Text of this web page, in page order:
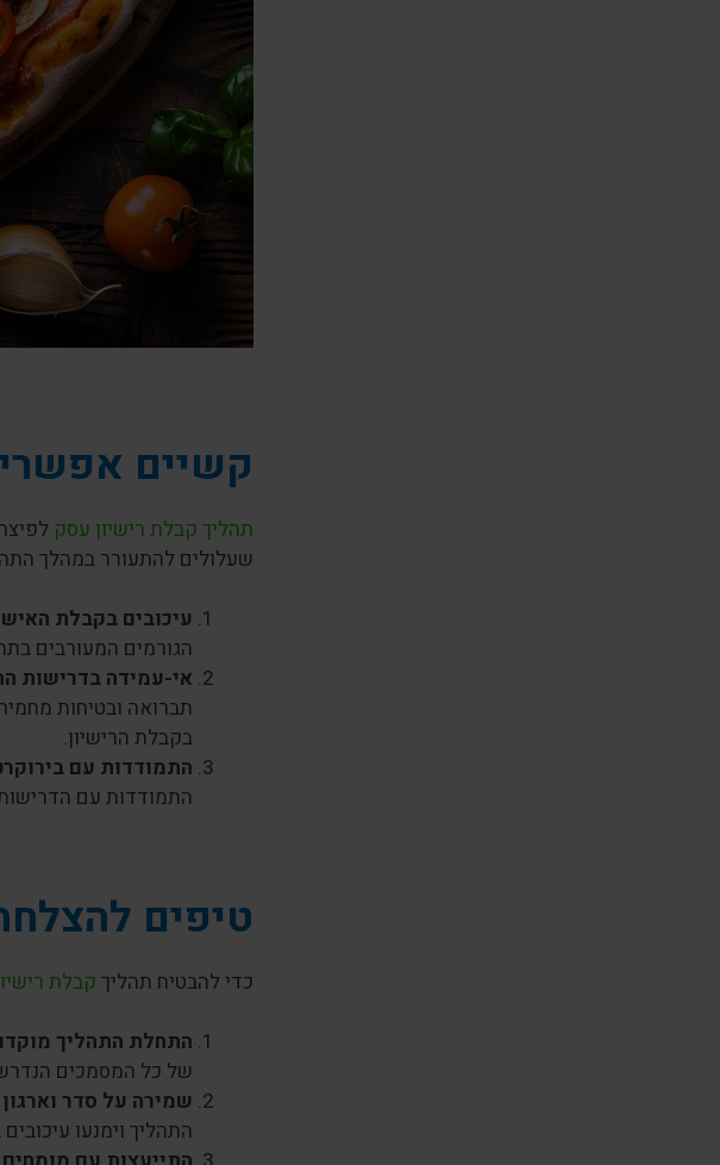
קשיים
תהליך קבלת רישיון עסק
שעלולים להתעורר במהלך
עיכובים בקבלת
הגורמים המעורבים
אי-עמידה בדרישות
תברואה ובטיחות
בקבלת הרישיון.
התמודדות עם
התמודדות עם
טיפים
כדי להבטיח תהליך קבלת
התחלת התהליך
של כל המסמכים
שמירה על סדר וארגון
התהליך וימנעו